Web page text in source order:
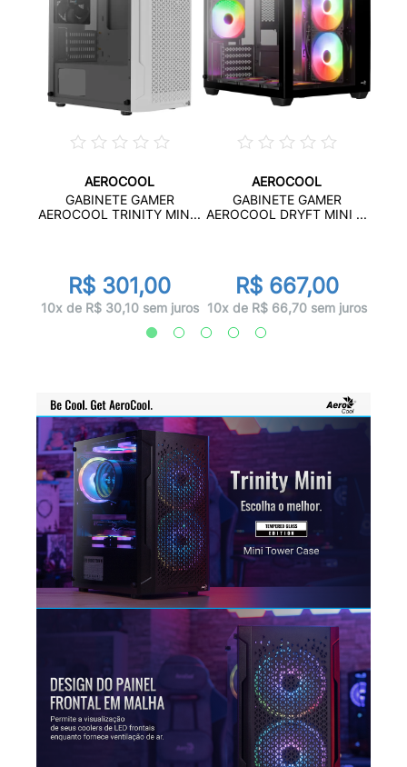
AEROCOOL
GABINETE GAMER
AEROCOOL TRINITY MIN...
R$ 301,00
10x de R$ 30,10 sem juros
AEROCOOL
GABINETE GAMER
AEROCOOL DRYFT MINI ...
R$ 667,00
10x de R$ 66,70 sem juros